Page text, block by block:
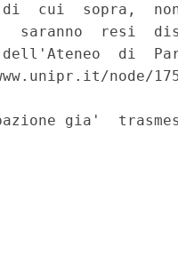
cui  sopra,
saranno  resi
di
node/
gia'